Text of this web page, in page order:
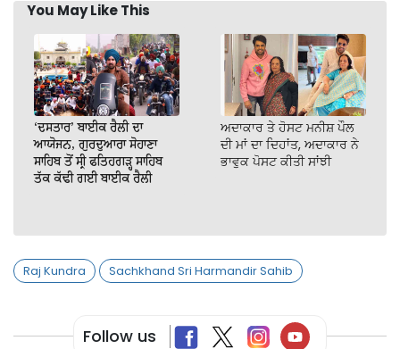
You May Like This
‘ਦਸਤਾਰ’ ਬਾਈਕ ਰੈਲੀ ਦਾ
ਆਯੋਜਨ, ਗੁਰਦੁਆਰਾ ਸੋਹਾਣਾ
ਸਾਹਿਬ ਤੋਂ ਸ੍ਰੀ ਫਤਿਹਗੜ੍ਹ ਸਾਹਿਬ
ਤੱਕ ਕੱਢੀ ਗਈ ਬਾਈਕ ਰੈਲੀ
ਅਦਾਕਾਰ ਤੇ ਹੋਸਟ ਮਨੀਸ਼ ਪੌਲ
ਦੀ ਮਾਂ ਦਾ ਦਿਹਾਂਤ, ਅਦਾਕਾਰ ਨੇ
ਭਾਵੁਕ ਪੋਸਟ ਕੀਤੀ ਸਾਂਝੀ
Raj Kundra Sachkhand Sri Harmandir Sahib
Follow us